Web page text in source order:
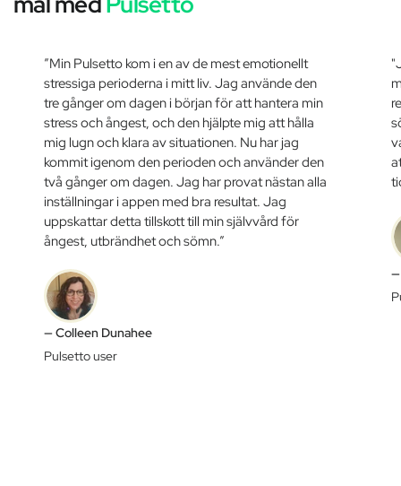
”Min Pulsetto kom i en av de mest emotionellt
stressiga perioderna i mitt liv. Jag använde den
tre gånger om dagen i början för att hantera min
stress och ångest, och den hjälpte mig att hålla
mig lugn och klara av situationen. Nu har jag
kommit igenom den perioden och använder den
två gånger om dagen. Jag har provat nästan alla
inställningar i appen med bra resultat. Jag
uppskattar detta tillskott till min självvård för
ångest, utbrändhet och sömn.”
— Colleen Dunahee
Pulsetto user